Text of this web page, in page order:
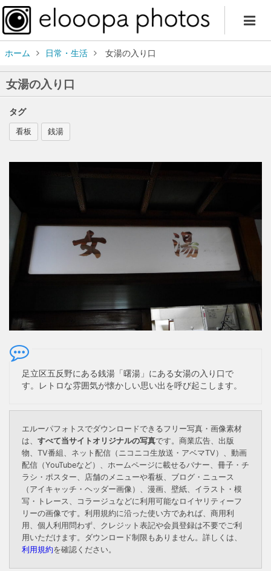
ホーム 日常・生活 女湯の入り口
女湯の入り口
タグ
看板 銭湯
足立区五反野にある銭湯「曙湯」にある女湯の入り口で
す。レトロな雰囲気が懐かしい思い出を呼び起こします。
エルーパフォトスでダウンロードできるフリー写真・画像素材
は、 すべて当サイトオリジナルの写真です。商業広告、出版
物、TV番組、ネット配信（ニコニコ生放送・アベマTV）、動画
配信（YouTubeなど）、ホームページに載せるバナー、冊子・チ
ラシ・ポスター、店舗のメニューや看板、ブログ・ニュース
（アイキャッチ・ヘッダー画像）、漫画、壁紙、イラスト・模
写・トレース、コラージュなどに利用可能なロイヤリティーフ
リーの画像です。利用規約に沿った使い方であれば、商用利
用、個人利用問わず、クレジット表記や会員登録は不要でご利
用いただけます。ダウンロード制限もありません。詳しくは、
利用規約を確認ください。